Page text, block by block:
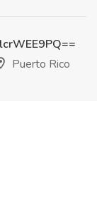
Puerto Rico